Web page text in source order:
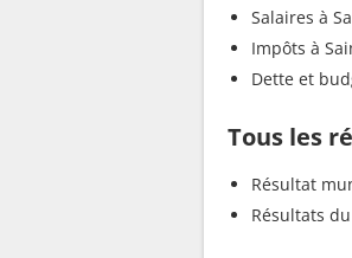
Salaires à
Impôts à
Dette et
Tous les
Résultat
Résultats